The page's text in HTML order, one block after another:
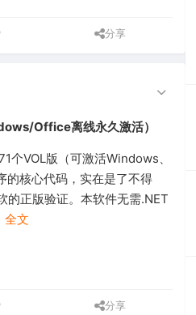
分享
Office离线永久激活）
个VOL版（可激活Windows、
的核心代码，实在是了不得
的正版验证。本软件无需.NET
全文
分享